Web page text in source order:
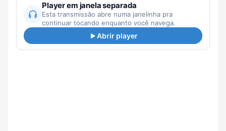
Player em janela separada
Esta transmissão abre numa janelinha pra
continuar tocando enquanto você navega.
Abrir player